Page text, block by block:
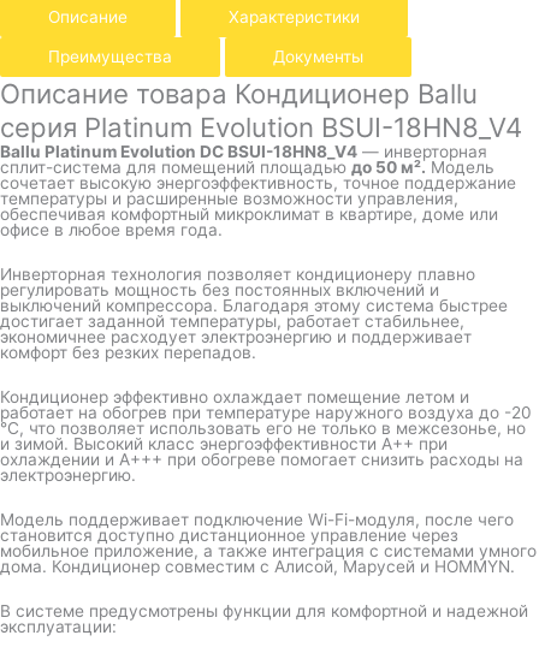
Описание
Характеристики
Преимущества Документы
Описание товара Кондиционер Ballu
серия Platinum Evolution BSUI-18HN8_V4
Ballu Platinum Evolution DC BSUI-18HN8_V4 — инверторная
сплит-система для помещений площадью до 50 м². Модель
сочетает высокую энергоэффективность, точное поддержание
температуры и расширенные возможности управления,
обеспечивая комфортный микроклимат в квартире, доме или
офисе в любое время года.
Инверторная технология позволяет кондиционеру плавно
регулировать мощность без постоянных включений и
выключений компрессора. Благодаря этому система быстрее
достигает заданной температуры, работает стабильнее,
экономичнее расходует электроэнергию и поддерживает
комфорт без резких перепадов.
Кондиционер эффективно охлаждает помещение летом и
работает на обогрев при температуре наружного воздуха до -20
°C, что позволяет использовать его не только в межсезонье, но
и зимой. Высокий класс энергоэффективности A++ при
охлаждении и A+++ при обогреве помогает снизить расходы на
электроэнергию.
Модель поддерживает подключение Wi-Fi-модуля, после чего
становится доступно дистанционное управление через
мобильное приложение, а также интеграция с системами умного
дома. Кондиционер совместим с Алисой, Марусей и HOMMYN.
В системе предусмотрены функции для комфортной и надежной
эксплуатации: